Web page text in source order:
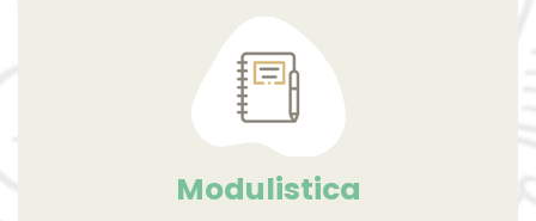
Modulistica